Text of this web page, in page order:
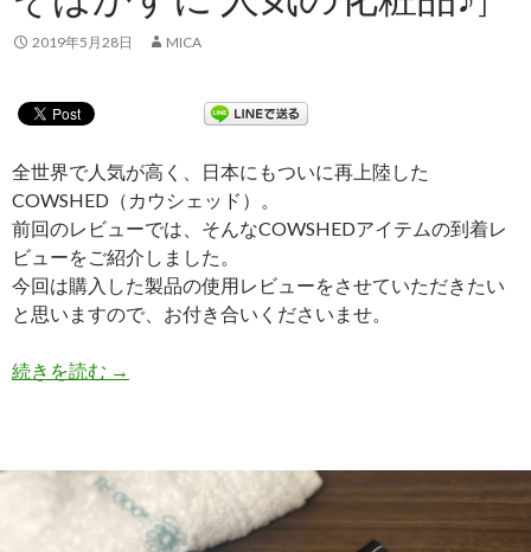
2019年5月28日 MICA
全世界で人気が高く、日本にもついに再上陸した
COWSHED（カウシェッド）。
前回のレビューでは、そんなCOWSHEDアイテムの到着レ
ビューをご紹介しました。
今回は購入した製品の使用レビューをさせていただきたい
と思いますので、お付き合いくださいませ。
続きを読む 【体験談②】COWSHED ナチュラルアロマケア
→